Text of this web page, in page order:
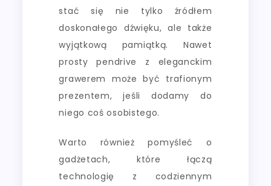
stać się nie tylko źródłem
doskonałego dźwięku, ale także
wyjątkową pamiątką. Nawet
prosty pendrive z eleganckim
grawerem może być trafionym
prezentem, jeśli dodamy do
niego coś osobistego.
Warto również pomyśleć o
gadżetach, które łączą
technologię z codziennym